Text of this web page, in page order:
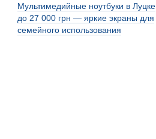
Мультимедийные ноутбуки в Луцке
до 27 000 грн — яркие экраны для
семейного использования